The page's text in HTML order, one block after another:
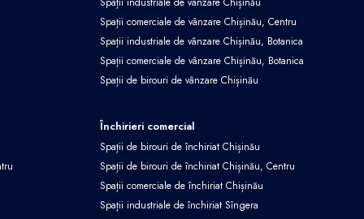
Spații comerciale de vânzare Chișinău, Centru
Spații industriale de vânzare Chișinău, Botanica
Spații comerciale de vânzare Chișinău, Botanica
Spații de birouri de vânzare Chișinău
Închirieri comercial
Spații de birouri de închiriat Chișinău
Spații de birouri de închiriat Chișinău, Centru
Spații comerciale de închiriat Chișinău
Spații industriale de închiriat Sîngera